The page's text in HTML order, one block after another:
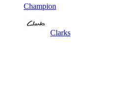
Champion
Clarks